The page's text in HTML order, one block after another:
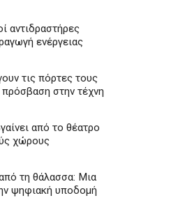
αντιδραστήρες
ενέργειας
τις πόρτες τους
πρόσβαση στην τέχνη
από το θέατρο
χώρους
τη θάλασσα: Μια
ψηφιακή υποδομή